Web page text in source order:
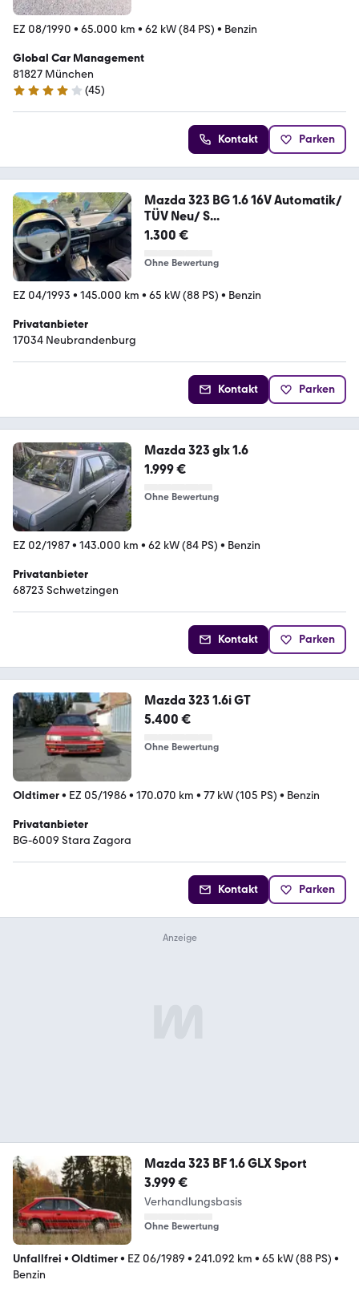
EZ 08/1990 • 65.000 km • 62 kW (84 PS) • Benzin
Global Car Management
81827 München
3.9 Sterne
(45)
Kontakt Parken
Mazda 323 BG 1.6 16V Automatik/
TÜV Neu/ S...
1.300 €
Ohne Bewertung
EZ 04/1993 • 145.000 km • 65 kW (88 PS) • Benzin
Privatanbieter
17034 Neubrandenburg
Kontakt Parken
Mazda 323 glx 1.6
1.999 €
Ohne Bewertung
EZ 02/1987• 143.000 km • 62 kW (84 PS) • Benzin
Privatanbieter
68723 Schwetzingen
Kontakt Parken
Mazda 323 1.6i GT
5.400 €
Ohne Bewertung
Oldtimer• EZ 05/1986• 170.070 km • 77 kW (105 PS) • Benzin
Privatanbieter
BG-6009 Stara Zagora
Kontakt Parken
Mazda 323 BF 1.6 GLX Sport
3.999 €
Verhandlungsbasis
Ohne Bewertung
Unfallfrei • Oldtimer• EZ 06/1989 • 241.092 km • 65 kW (88 PS) •
Benzin